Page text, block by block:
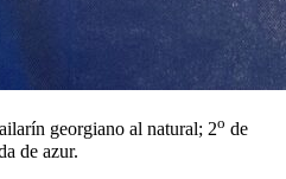
georgiano al natural; 2o de
de azur.